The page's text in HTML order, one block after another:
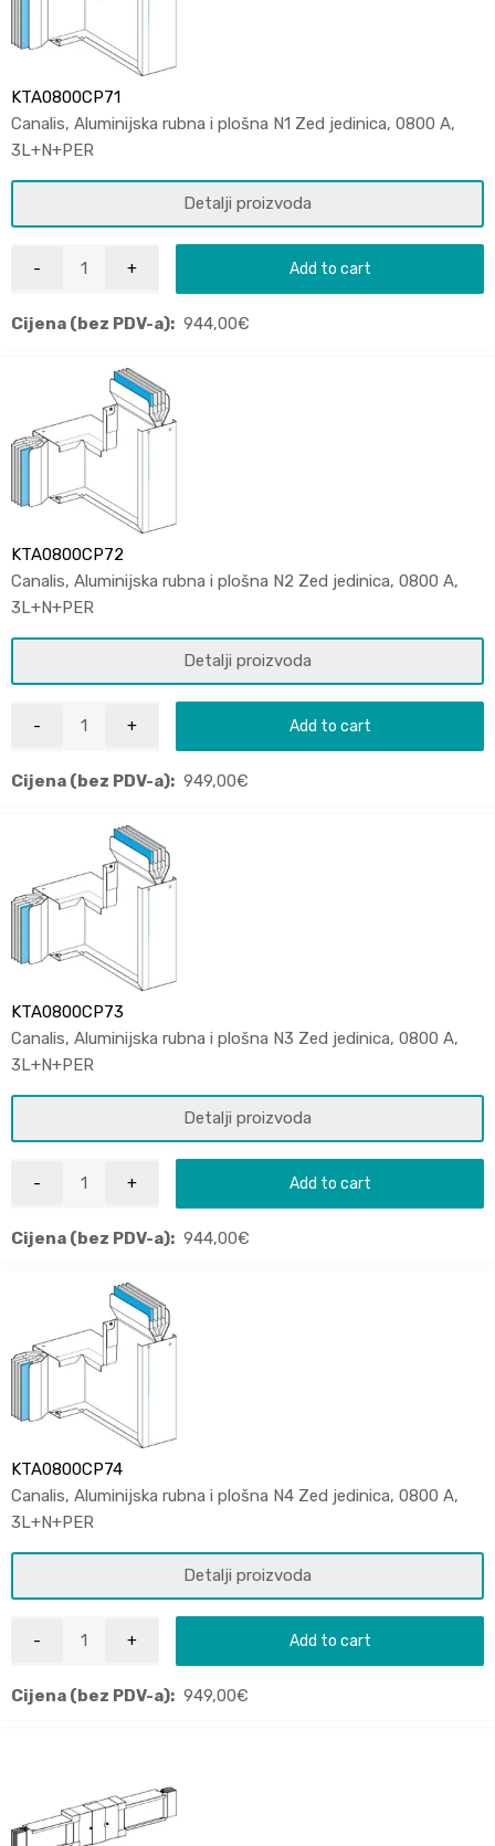
KTA0800CP71
Canalis, Aluminijska rubna i plošna N1 Zed jedinica, 0800 A,
3L+N+PER
Detalji proizvoda
Add to cart
Cijena (bez PDV-a): 944,00€
KTA0800CP72
Canalis, Aluminijska rubna i plošna N2 Zed jedinica, 0800 A,
3L+N+PER
Detalji proizvoda
Add to cart
Cijena (bez PDV-a): 949,00€
KTA0800CP73
Canalis, Aluminijska rubna i plošna N3 Zed jedinica, 0800 A,
3L+N+PER
Detalji proizvoda
Add to cart
Cijena (bez PDV-a): 944,00€
KTA0800CP74
Canalis, Aluminijska rubna i plošna N4 Zed jedinica, 0800 A,
3L+N+PER
Detalji proizvoda
Add to cart
Cijena (bez PDV-a): 949,00€